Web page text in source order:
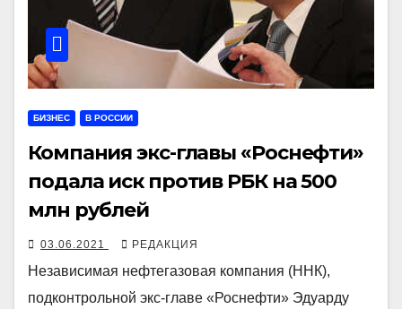
БИЗНЕС В РОССИИ
Компания экс-главы «Роснефти»
подала иск против РБК на 500
млн рублей
03.06.2021 РЕДАКЦИЯ
Независимая нефтегазовая компания (ННК),
подконтрольной экс-главе «Роснефти» Эдуарду